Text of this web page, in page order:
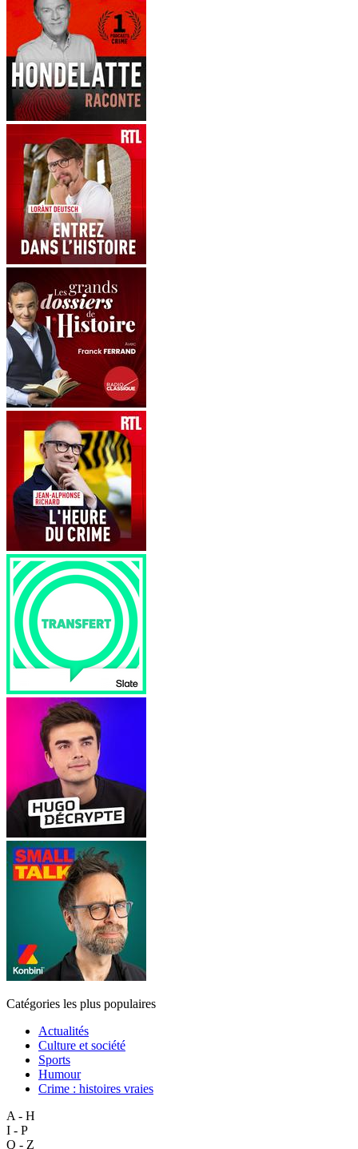
Catégories les plus populaires
Actualités
Culture et société
Sports
Humour
Crime : histoires vraies
A - H
I - P
Q - Z